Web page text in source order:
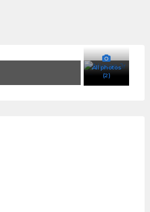
All photos
(2)